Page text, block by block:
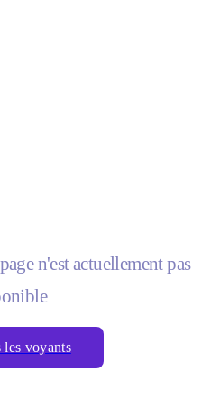
n'est actuellement pas
les voyants